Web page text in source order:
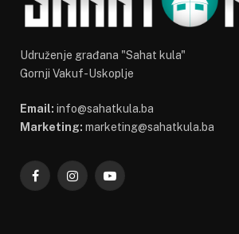
Udruženje građana "Sahat kula"
Gornji Vakuf-Uskoplje
Email: info@sahatkula.ba
Marketing: marketing@sahatkula.ba
FacebookInstagramYouTube